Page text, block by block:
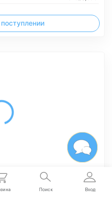
газированная ПЭТ
Поиск Вход